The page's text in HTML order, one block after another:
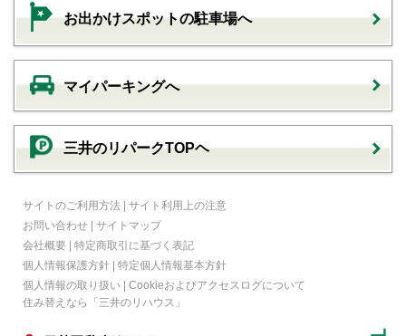
お出かけスポットの駐車場へ
マイパーキングへ
三井のリパークTOPヘ
サイトのご利用方法 | サイト利用上の注意
お問い合わせ | サイトマップ
会社概要 | 特定商取引に基づく表記
個人情報保護方針 | 特定個人情報基本方針
個人情報の取り扱い | Cookieおよびアクセスログについて
住み替えなら
「三井のリハウス」